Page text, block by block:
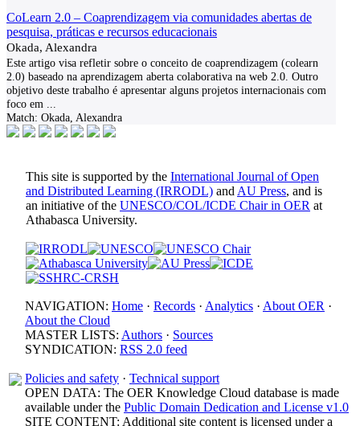
CoLearn 2.0 – Coaprendizagem via comunidades abertas de
pesquisa, práticas e recursos educacionais
Okada, Alexandra
Este artigo visa refletir sobre o conceito de coaprendizagem (colearn
2.0) baseado na aprendizagem aberta colaborativa na web 2.0. Outro
objetivo deste trabalho é apresentar alguns projetos internacionais com
foco em
Match: Okada, Alexandra
This site is supported by the International Journal of Open
and Distributed Learning (IRRODL) and AU Press, and is
an initiative of the UNESCO/COL/ICDE Chair in OER at
Athabasca University.
NAVIGATION: Home · Records · Analytics · About OER ·
About the Cloud
MASTER LISTS: Authors · Sources
SYNDICATION: RSS 2.0 feed
Policies and safety · Technical support
OPEN DATA: The OER Knowledge Cloud database is made
available under the Public Domain Dedication and License v1.0
SITE CONTENT: Additional site content is licensed under a